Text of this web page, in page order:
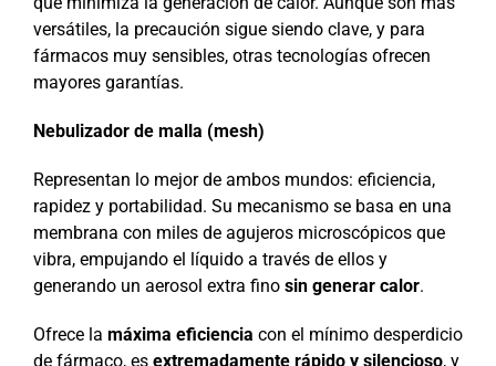
versátiles, la precaución sigue siendo clave, y para
fármacos muy sensibles, otras tecnologías ofrecen
mayores garantías.
Nebulizador de malla (mesh)
Representan lo mejor de ambos mundos: eficiencia,
rapidez y portabilidad. Su mecanismo se basa en una
membrana con miles de agujeros microscópicos que
vibra, empujando el líquido a través de ellos y
generando un aerosol extra fino sin generar calor.
Ofrece la máxima eficiencia con el mínimo desperdicio
de fármaco, es extremadamente rápido y silencioso, y